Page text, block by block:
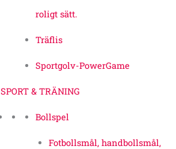
roligt sätt.
Träflis
Sportgolv-PowerGame
SPORT & TRÄNING
Bollspel
Fotbollsmål, handbollsmål,